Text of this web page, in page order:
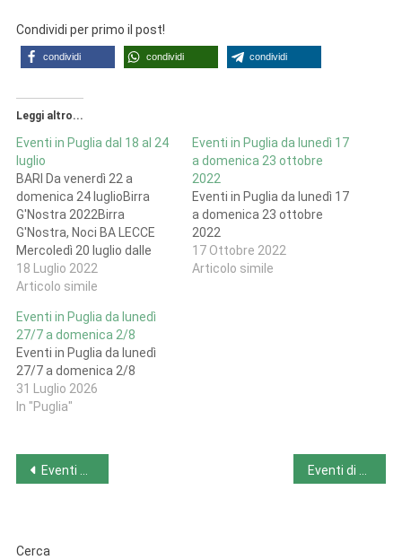
Condividi per primo il post!
condividi condividi condividi
Leggi altro...
Eventi in Puglia dal 18 al 24
luglio
BARI Da venerdì 22 a
domenica 24 luglioBirra
G'Nostra 2022Birra
G'Nostra, Noci BA LECCE
Mercoledì 20 luglio dalle
17:00STORIE IN
BICICLETTA: petra aurea e
Lecce, Via S. Cesario, 45,
73100 Lecce LE Venerdì 22
luglio dalle 20:00Tour
Guidati LuglioBirra Salento,
Via Ancona, 2, 73045
Leverano LE
18 Luglio 2022
Articolo simile
Eventi in Puglia da lunedì 17
a domenica 23 ottobre
2022
Eventi in Puglia da lunedì 17
a domenica 23 ottobre
2022
17 Ottobre 2022
Articolo simile
Eventi in Puglia da lunedì
27/7 a domenica 2/8
Eventi in Puglia da lunedì
27/7 a domenica 2/8
31 Luglio 2026
In "Puglia"
Navigazione
Eventi di sabato 18/11
Cerca